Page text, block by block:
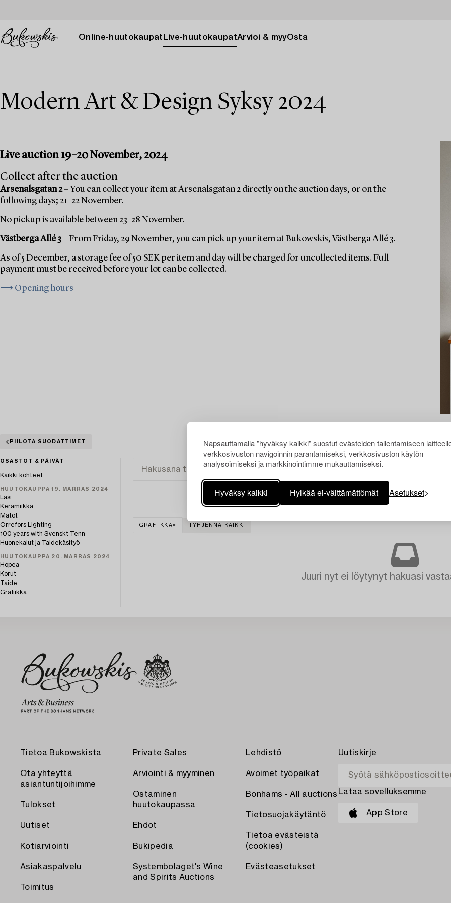
Napsauttamalla "hyväksy kaikki" suostut evästeiden tallentamiseen
verkkosivuston navigoinnin parantamiseksi, verkkosivuston käytön
analysoimiseksi ja markkinointimme mukauttamiseksi.
Hyväksy kaikki Hylkää ei-välttämättömät Asetukset
Online-huutokaupat Live-huutokaupatArvioi & myyOsta
Modern Art & Design Syksy 2024
Live auction 19–20 November, 2024
Collect after the auction
Arsenalsgatan 2– You can collect your item at Arsenalsgatan 2 directly on the auction days, or on the
following days; 21–22 November.
No pickup is available between 23–28 November.
Västberga Allé 3– From Friday, 29 November, you can pick up your item at Bukowskis, Västberga Allé 3.
As of 5 December, a storage fee of 50 SEK per item and day will be charged for uncollected items. Full
payment must be received before your lot can be collected.
⟶ Opening hours
PIILOTA SUODATTIMET
OSASTOT & PÄIVÄT
Kaikki kohteet
HUUTOKAUPPA 19. MARRAS 2024
Lasi
Keramiikka
Matot
Orrefors Lighting
100 years with Svenskt Tenn
Huonekalut ja Taidekäsityö
HUUTOKAUPPA 20. MARRAS 2024
Hopea
Korut
Taide
Grafiikka
GRAFIIKKA TYHJENNÄ KAIKKI
Juuri nyt ei löytynyt hakuasi
Tietoa Bukowskista
Ota yhteyttä
asiantuntijoihimme
Tulokset
Uutiset
Kotiarviointi
Asiakaspalvelu
Toimitus
Private Sales
Arviointi & myyminen
Ostaminen
huutokaupassa
Ehdot
Bukipedia
Systembolaget's Wine
and Spirits Auctions
Lehdistö
Avoimet työpaikat
Bonhams - All auctions
Tietosuojakäytäntö
Tietoa evästeistä
(cookies)
Evästeasetukset
Uutiskirje
Lataa sovelluksemme
App Store